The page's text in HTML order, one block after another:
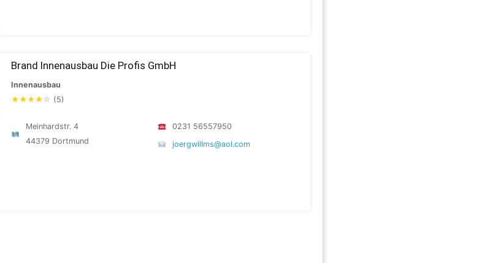
Brand Innenausbau Die Profis GmbH
Innenausbau
★★★★ ☆ (5)
Meinhardstr. 4
44379 Dortmund
0231 56557950
joergwillms@aol.com